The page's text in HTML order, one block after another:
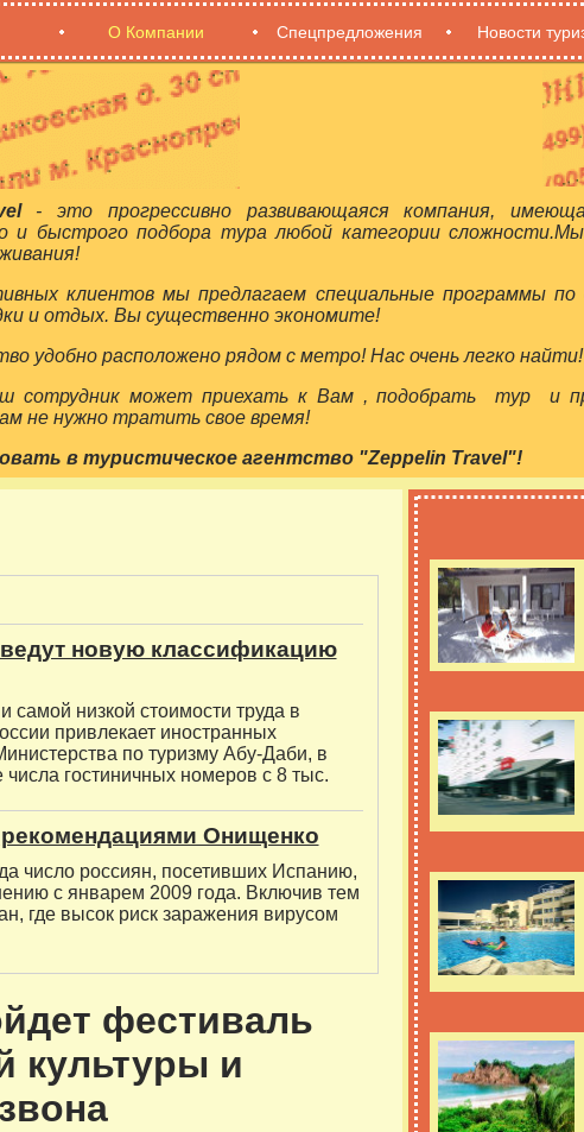
О Компании Спецпредложения Новости
- это прогрессивно развивающаяся компания,
и быстрого подбора тура любой категории
клиентов мы предлагаем специальные программы по
и отдых. Вы существенно экономите!
удобно расположено рядом с метро! Нас очень легко найти!
сотрудник может приехать к Вам , подобрать тур и
не нужно тратить свое время!
в туристическое агентство "Zeppelin Travel"!
новую классификацию
самой низкой стоимости труда в
привлекает иностранных
по туризму Абу-Даби, в
гостиничных номеров с 8 тыс.
рекомендациями Онищенко
число россиян, посетивших Испанию,
с январем 2009 года. Включив тем
где высок риск заражения вирусом
фестиваль
культуры и